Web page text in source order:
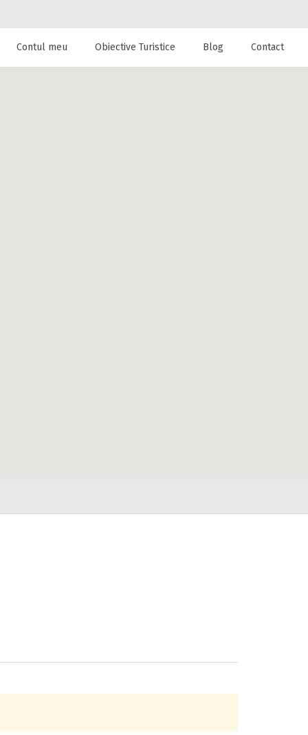
cazare la
Contul meu Obiective Turistice Blog Contact